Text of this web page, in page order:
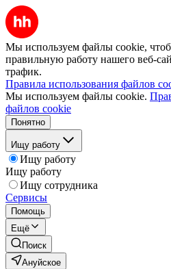
Мы используем файлы cookie,
правильную работу нашего веб-
трафик.
Правила использования файлов
Мы используем файлы cookie.
файлов cookie
Понятно
Ищу работу
Ищу работу
Ищу работу
Ищу сотрудника
Сервисы
Помощь
Ещё
Поиск
Ануйское